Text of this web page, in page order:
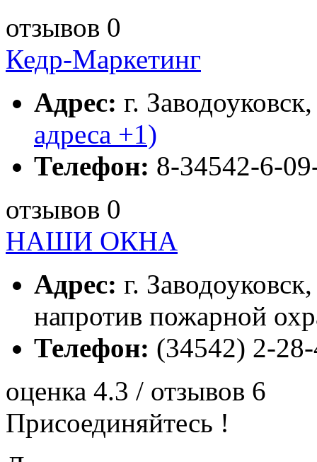
отзывов 0
Кедр-Маркетинг
Адрес: г.
адреса +1)
Телефон: 8-34542-6-
отзывов 0
НАШИ ОКНА
Адрес: г.
напротив пожарной
Телефон: (34542) 2-
оценка 4.3 / отзывов 6
Присоединяйтесь !